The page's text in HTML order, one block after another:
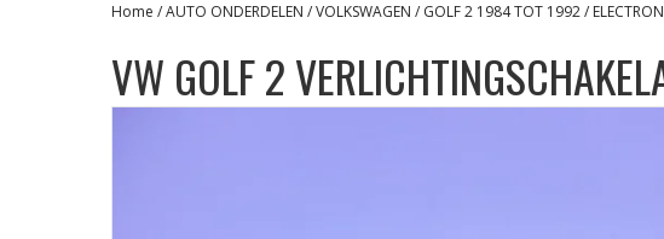
Home /AUTO ONDERDELEN /VOLKSWAGEN / GOLF 2 1984 TOT 1992/
VW GOLF 2